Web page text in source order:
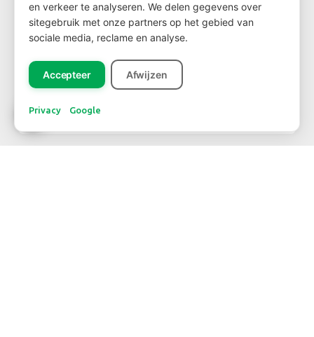
NIEUWSBRIEF
en verkeer te analyseren. We delen gegevens over
sitegebruik met onze partners op het gebied van
sociale media, reclame en analyse.
Accepteer Afwijzen
Privacy Google